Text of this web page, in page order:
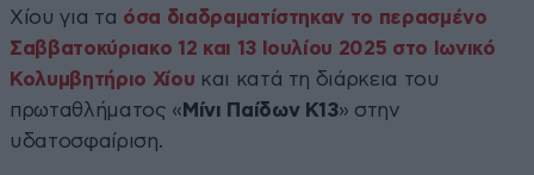
Χίου για τα όσα διαδραματίστηκαν το περασμένο
Σαββατοκύριακο 12 και 13 Ιουλίου 2025 στο Ιωνικό
Κολυμβητήριο Χίου και κατά τη διάρκεια του
πρωταθλήματος « Μίνι Παίδων Κ13» στην
υδατοσφαίριση.